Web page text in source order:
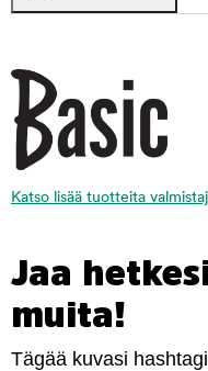
Katso lisää tuotteita
Jaa
muita!
Tägää kuvasi